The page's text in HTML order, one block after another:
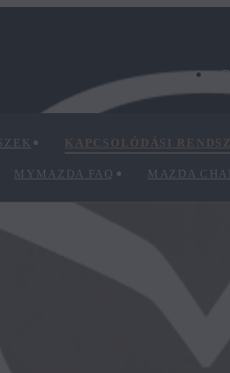
KAPCSOLÓDÁSI
MYMAZDA FAQ MAZDA